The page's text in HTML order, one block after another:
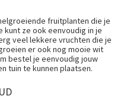
fruitplanten die je
kunt ze ook eenvoudig in je
veel lekkere vruchten die je
er ook nog mooie wit
bestel je eenvoudig jouw
tuin te kunnen plaatsen.